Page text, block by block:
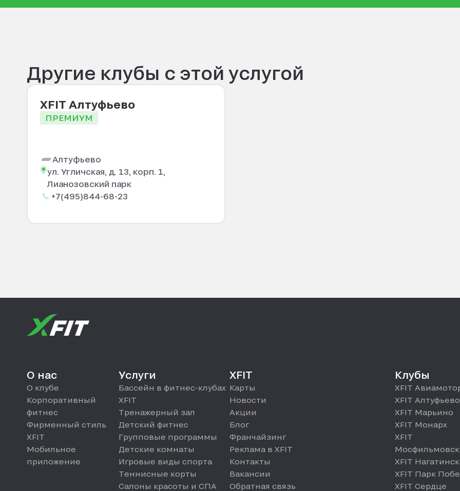
Другие клубы с этой услугой
XFIT Алтуфьево
ПРЕМИУМ
Алтуфьево
ул. Угличская, д. 13, корп. 1,
Лианозовский парк
+7(495)844-68-23
О нас
О клубе
Корпоративный
фитнес
Фирменный стиль
XFIT
Мобильное
приложение
Услуги
Бассейн в фитнес-клубах
XFIT
Тренажерный зал
Детский фитнес
Групповые программы
Детские комнаты
Игровые виды спорта
Теннисные корты
Салоны красоты и СПА
XFIT
Карты
Новости
Акции
Блог
Франчайзинг
Реклама в XFIT
Контакты
Вакансии
Обратная связь
Клубы
XFIT
XFIT Алтуфьево
XFIT Марьино
XFIT Монарх
XFIT
XFIT
XFIT Парк
XFIT Сердце